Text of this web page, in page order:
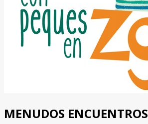
MENUDOS ENCUENTROS